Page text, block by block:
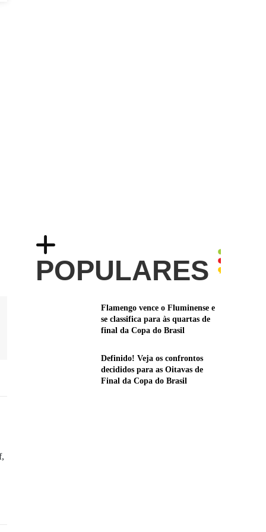
POPULARES
Flamengo vence o Fluminense e
se classifica para às quartas de
final da Copa do Brasil
Definido! Veja os confrontos
decididos para as Oitavas de
Final da Copa do Brasil